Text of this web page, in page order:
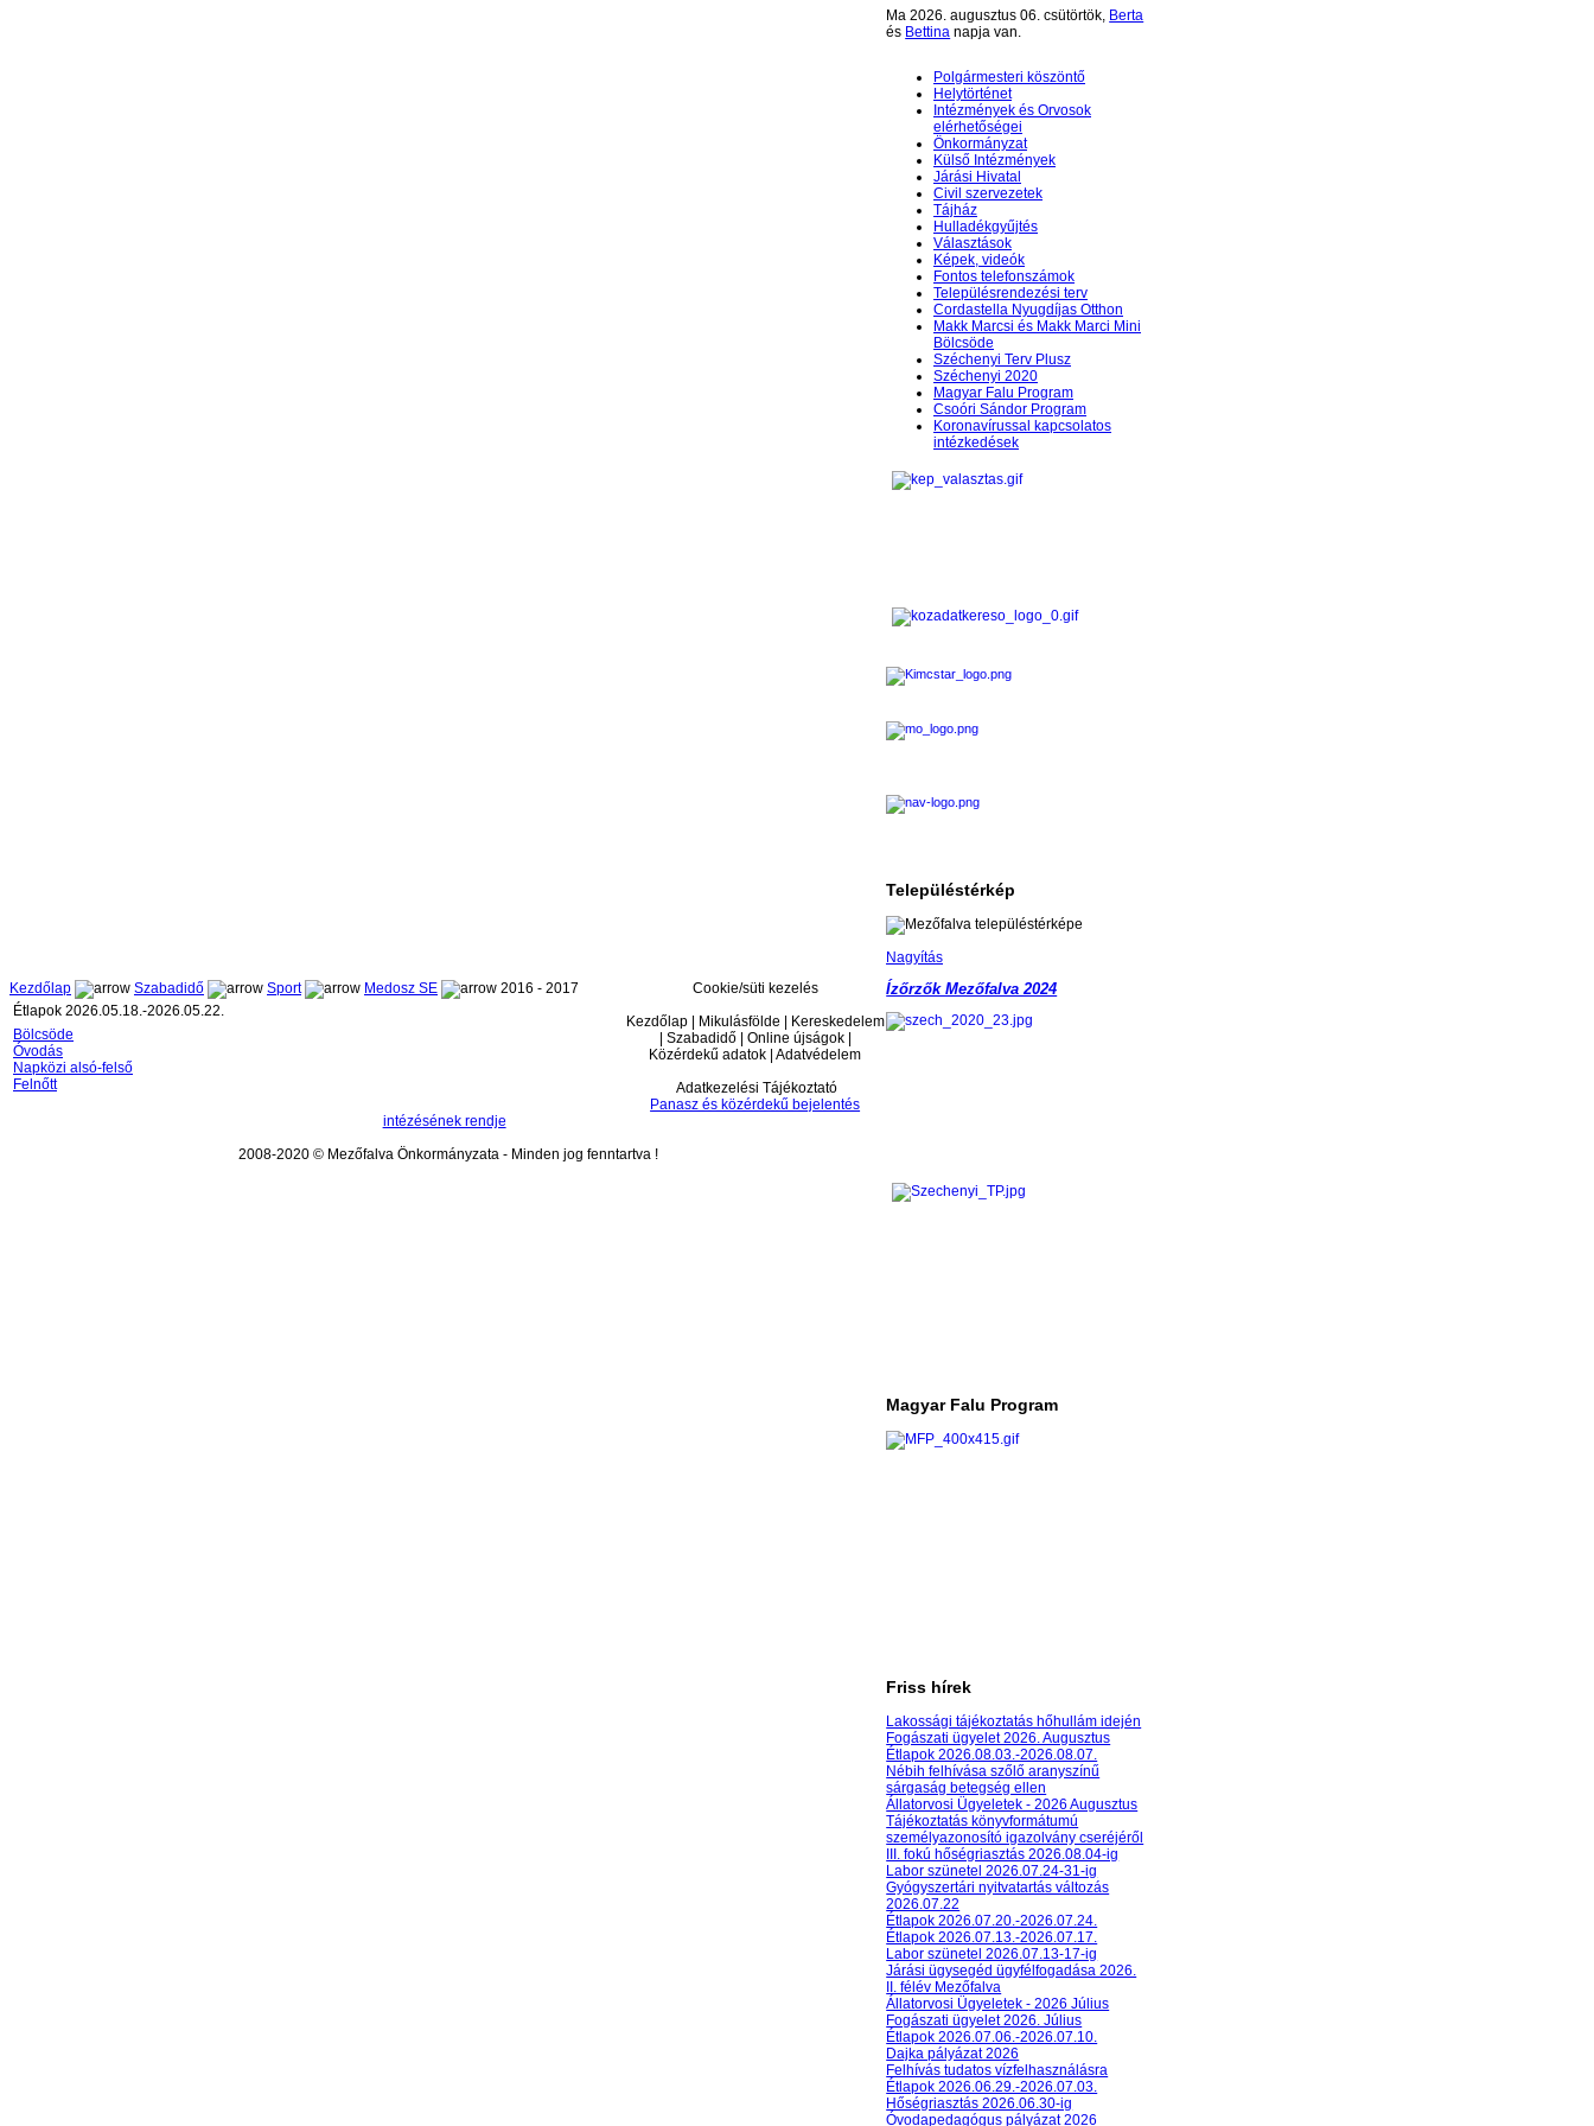
Ma 2026. augusztus 06. csütörtök, Berta
és Bettina napja van.
Polgármesteri köszöntő
Helytörténet
Intézmények és Orvosok
elérhetőségei
Önkormányzat
Külső Intézmények
Járási Hivatal
Civil szervezetek
Tájház
Hulladékgyűjtés
Választások
Képek, videók
Fontos telefonszámok
Településrendezési terv
Cordastella Nyugdíjas Otthon
Makk Marcsi és Makk Marci Mini
Bölcsöde
Széchenyi Terv Plusz
Széchenyi 2020
Magyar Falu Program
Csoóri Sándor Program
Koronavírussal kapcsolatos
intézkedések
Településtérkép
Nagyítás
Kezdőlap
Szabadidő Sport Medosz SE
2016 - 2017
Étlapok 2026.05.18.-2026.05.22.
Bölcsöde
Óvodás
Napközi alsó-felső
Felnőtt
Ízőrzők Mezőfalva 2024
Magyar Falu Program
Friss hírek
Lakossági tájékoztatás hőhullám idején
Fogászati ügyelet 2026. Augusztus
Étlapok 2026.08.03.-2026.08.07.
Nébih felhívása szőlő aranyszínű
sárgaság betegség ellen
Állatorvosi Ügyeletek - 2026 Augusztus
Tájékoztatás könyvformátumú
személyazonosító igazolvány cseréjéről
III. fokú hőségriasztás 2026.08.04-ig
Labor szünetel 2026.07.24-31-ig
Gyógyszertári nyitvatartás változás
2026.07.22
Étlapok 2026.07.20.-2026.07.24.
Étlapok 2026.07.13.-2026.07.17.
Labor szünetel 2026.07.13-17-ig
Járási ügysegéd ügyfélfogadása 2026.
II. félév Mezőfalva
Állatorvosi Ügyeletek - 2026 Július
Fogászati ügyelet 2026. Július
Étlapok 2026.07.06.-2026.07.10.
Dajka pályázat 2026
Felhívás tudatos vízfelhasználásra
Étlapok 2026.06.29.-2026.07.03.
Hőségriasztás 2026.06.30-ig
Óvodapedagógus pályázat 2026
Cookie/süti kezelés
Kezdőlap | Mikulásfölde | Kereskedelem
| Szabadidő | Online újságok |
Közérdekű adatok | Adatvédelem
Adatkezelési Tájékoztató
Panasz és közérdekű bejelentés
intézésének rendje
2008-2020 © Mezőfalva Önkormányzata - Minden jog fenntartva !